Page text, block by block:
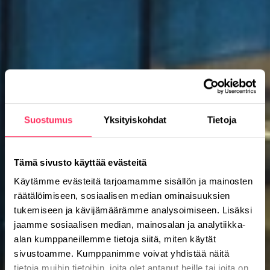
Suostumus Yksityiskohdat Tietoja
Tämä sivusto käyttää evästeitä
Käytämme evästeitä tarjoamamme sisällön ja mainosten
räätälöimiseen, sosiaalisen median ominaisuuksien
tukemiseen ja kävijämäärämme analysoimiseen. Lisäksi
jaamme sosiaalisen median, mainosalan ja analytiikka-
alan kumppaneillemme tietoja siitä, miten käytät
sivustoamme. Kumppanimme voivat yhdistää näitä